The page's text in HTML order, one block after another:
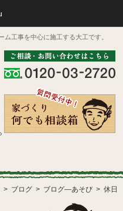
工事を中心に施工する大工です。
ブログ ブログ―あそび 休日